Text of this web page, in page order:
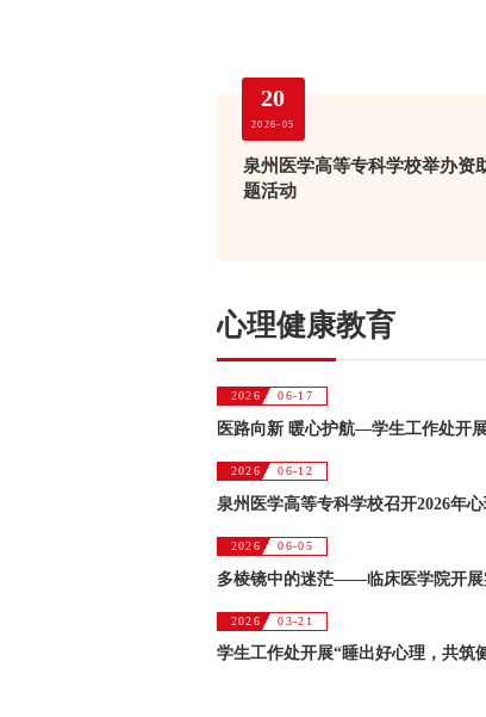
泉州医学高等专科学校举办资
题活动
20
2026-05
心理健康教育
2026 06-17
医路向新 暖心护航—学生工作处开
2026 06-12
泉州医学高等专科学校召开2026年
2026 06-05
2026 03-21
学生工作处开展“睡出好心理，共筑